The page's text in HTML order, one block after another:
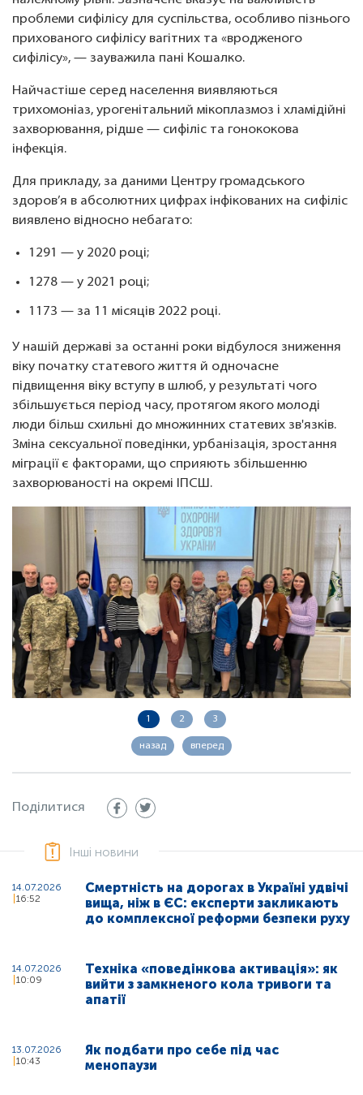
проблеми сифілісу для суспільства, особливо пізнього
прихованого сифілісу вагітних та «вродженого
сифілісу», — зауважила пані Кошалко.
Найчастіше серед населення виявляються
трихомоніаз, урогенітальний мікоплазмоз і хламідійні
захворювання, рідше — сифіліс та гонококова
інфекція.
Для прикладу, за даними Центру громадського
здоров’я в абсолютних цифрах інфікованих на сифіліс
виявлено відносно небагато:
1291 — у 2020 році;
1278 — у 2021 році;
1173 — за 11 місяців 2022 році.
У нашій державі за останні роки відбулося зниження
віку початку статевого життя й одночасне
підвищення віку вступу в шлюб, у результаті чого
збільшується період часу, протягом якого молоді
люди більш схильні до множинних статевих зв'язків.
Зміна сексуальної поведінки, урбанізація, зростання
міграції є факторами, що сприяють збільшенню
захворюваності на окремі ІПСШ.
1 2 3
назад вперед
Поділитися
Інші новини
14.07.2026
16:52
Смертність на дорогах в Україні удвічі
вища, ніж в ЄС: експерти закликають
до комплексної реформи безпеки руху
14.07.2026
10:09
Техніка «поведінкова активація»: як
вийти з замкненого кола тривоги та
апатії
13.07.2026
10:43
Як подбати про себе під час
менопаузи